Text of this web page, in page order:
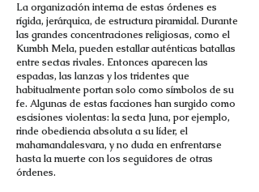
La organización interna de estas órdenes es
rígida, jerárquica, de estructura piramidal. Durante
las grandes concentraciones religiosas, como el
Kumbh Mela, pueden estallar auténticas batallas
entre sectas rivales. Entonces aparecen las
espadas, las lanzas y los tridentes que
habitualmente portan solo como símbolos de su
fe. Algunas de estas facciones han surgido como
escisiones violentas: la secta Juna, por ejemplo,
rinde obediencia absoluta a su líder, el
mahamandalesvara, y no duda en enfrentarse
hasta la muerte con los seguidores de otras
órdenes.